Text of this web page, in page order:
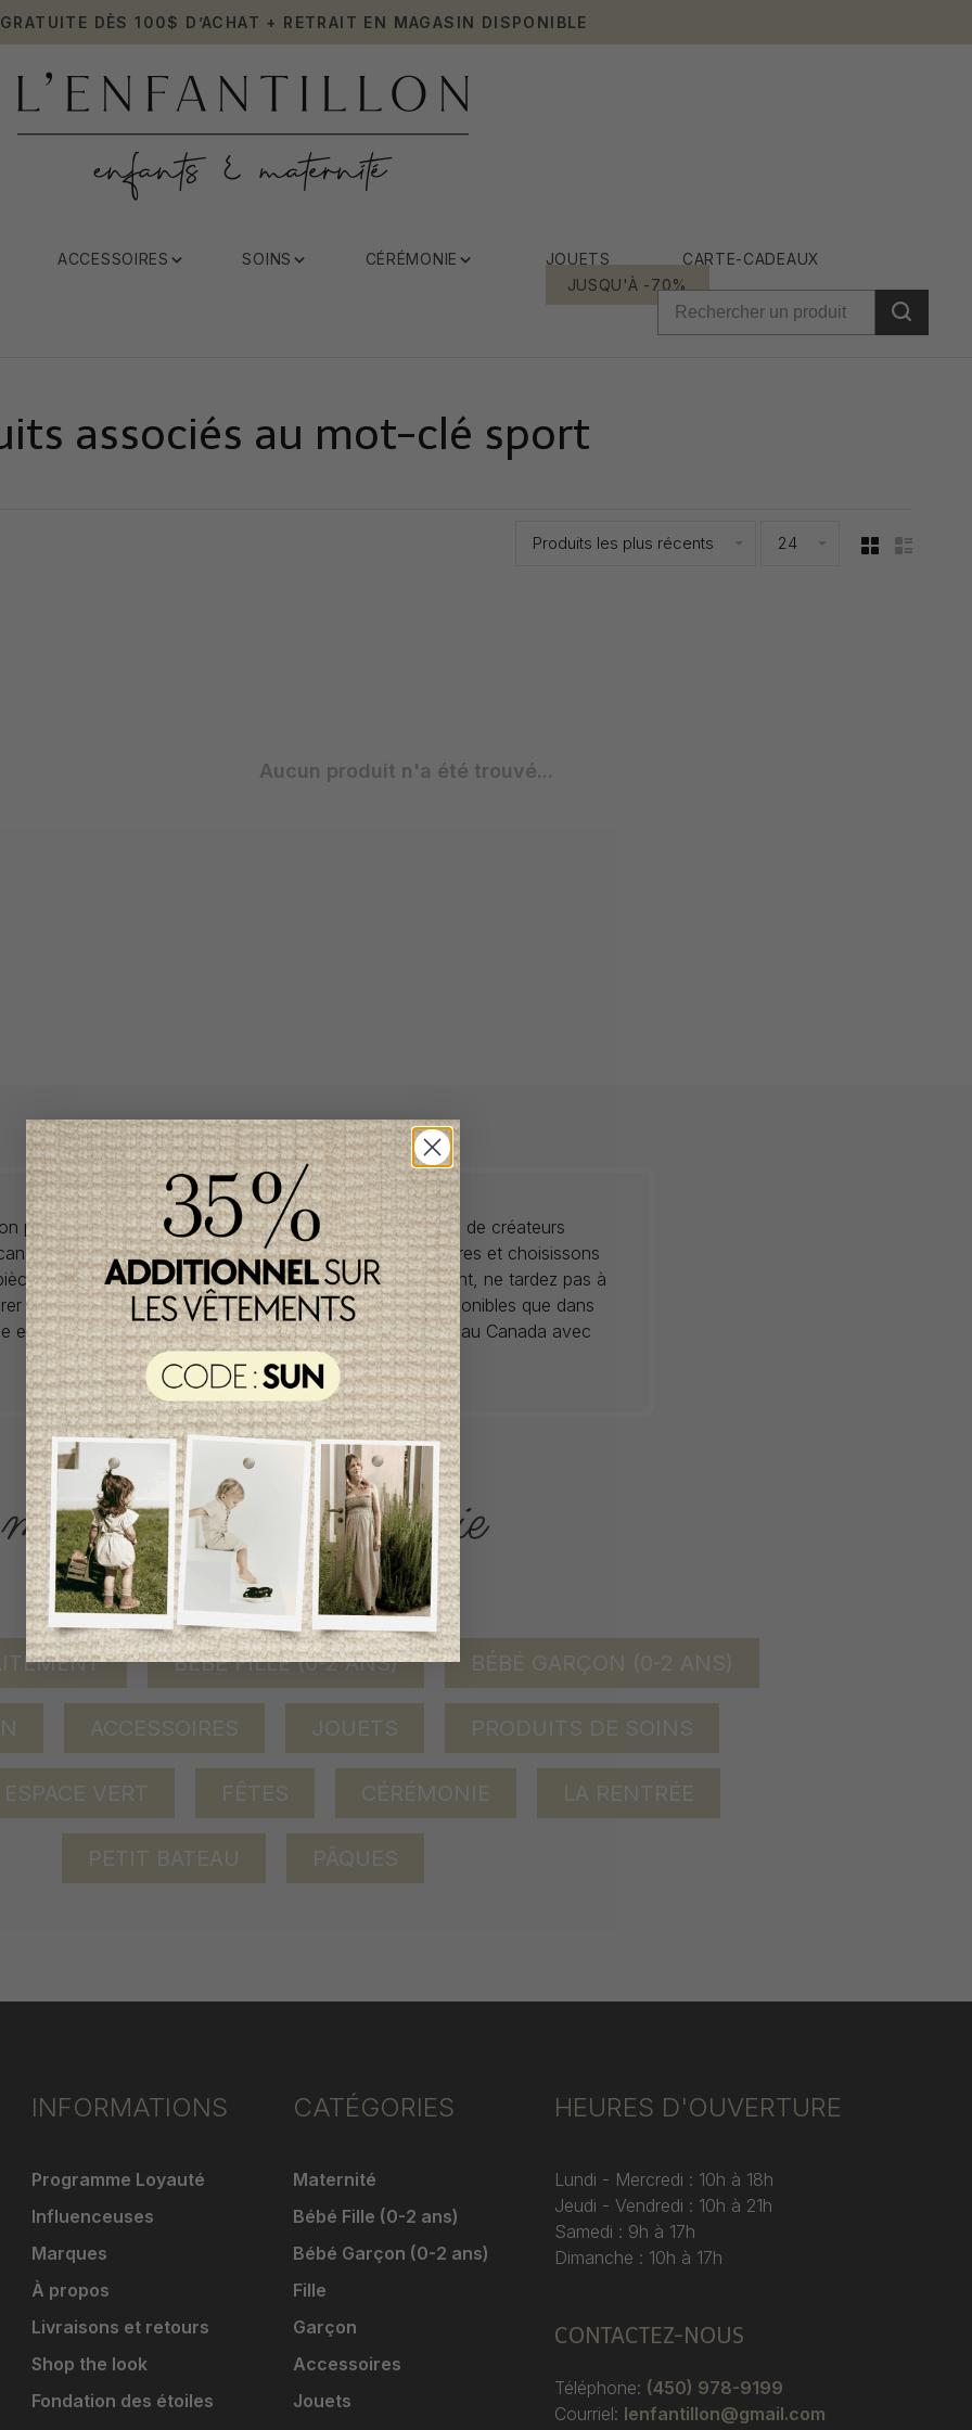
DÈS 100$ D’ACHAT + RETRAIT EN MAGASIN DISPONIBLE
ACCESSOIRES SOINS CÉRÉMONIE JOUETS
CARTE-CADEAUX
JUSQU'À -70%
associés au mot-clé sport
Produits les plus récents 24
Aucun produit n'a été trouvé...
propose des collections pour de vêtements pour bébés de créateurs
à prix imbattables. Nous dénichons les perles rares et choisissons
de saisons en saisons. Si un vêtement vous convient, ne tardez pas à
car la plupart du temps, les articles offerts ne sont disponibles que dans
et en un seul exemplaire. Profitez de la livraison gratuite au Canada avec
tout achat de 100$ et plus avant taxes.
ACCÈS RAPIDE
magasinez par catégorie
BÉBÉ FILLE (0-2 ANS) BÉBÉ GARÇON (0-2 ANS)
ACCESSOIRES JOUETS PRODUITS DE SOINS
ESPACE VERT FÊTES CÉRÉMONIE LA RENTRÉE
PETIT BATEAU PÂQUES
INFORMATIONS
Programme Loyauté
Influenceuses
Marques
À propos
Livraisons et retours
Shop the look
Fondation des étoiles
CATÉGORIES
Maternité
Bébé Fille (0-2 ans)
Bébé Garçon (0-2 ans)
Fille
Garçon
Accessoires
Jouets
HEURES D'OUVERTURE
Lundi - Mercredi : 10h à 18h
Jeudi - Vendredi : 10h à 21h
Samedi : 9h à 17h
Dimanche : 10h à 17h
CONTACTEZ-NOUS
Téléphone: (450) 978-9199
Courriel: lenfantillon@gmail.com